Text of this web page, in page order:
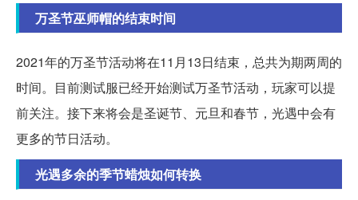
万圣节巫师帽的结束时间
2021年的万圣节活动将在11月13日结束，总共为期两周的
时间。目前测试服已经开始测试万圣节活动，玩家可以提
前关注。接下来将会是圣诞节、元旦和春节，光遇中会有
更多的节日活动。
光遇多余的季节蜡烛如何转换